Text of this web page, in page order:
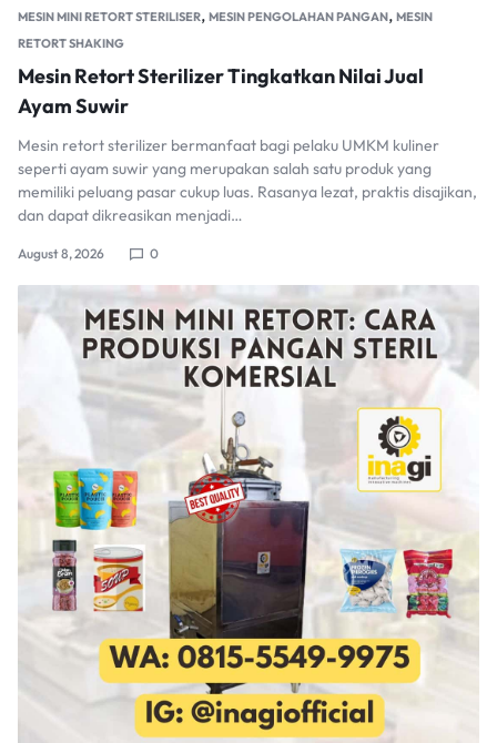
MESIN MINI RETORT STERILISER, MESIN PENGOLAHAN PANGAN, MESIN
RETORT SHAKING
Mesin Retort Sterilizer Tingkatkan Nilai Jual
Ayam Suwir
Mesin retort sterilizer bermanfaat bagi pelaku UMKM kuliner
seperti ayam suwir yang merupakan salah satu produk yang
memiliki peluang pasar cukup luas. Rasanya lezat, praktis disajikan,
dan dapat dikreasikan menjadi…
August 8, 2026 0